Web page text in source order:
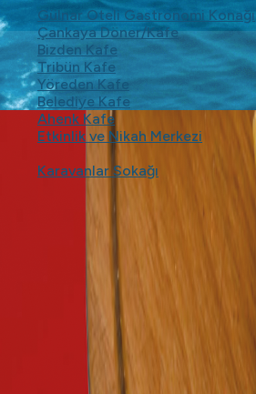
Gülnar Oteli Gastronomi Konağı
Çankaya Döner/Kafe
Bizden Kafe
Tribün Kafe
Yöreden Kafe
Belediye Kafe
Ahenk Kafe
Etkinlik ve Nikah Merkezi
Karavanlar Sokağı